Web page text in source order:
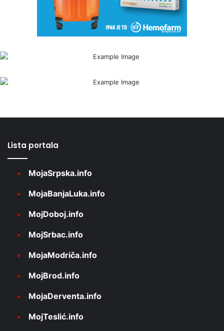
Lista portala
MojaSrpska.info
MojaBanjaLuka.info
MojDoboj.info
MojSrbac.info
MojaModriča.info
MojBrod.info
MojaDerventa.info
MojTeslić.info